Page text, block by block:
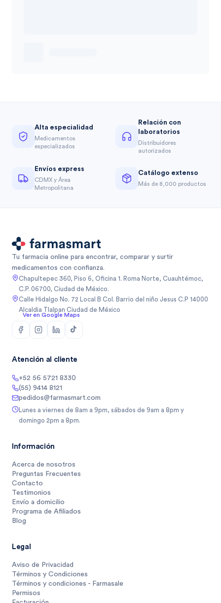
Alta especialidad
Medicamentos
especializados
Relación con
laboratorios
Distribuidores
autorizados
Envíos express
CDMX y Área
Metropolitana
Catálogo extenso
Más de 8,000 productos
Tu farmacia online para encontrar, comparar y surtir
medicamentos con confianza.
Chapultepec 360, Piso 6, Oficina 1. Roma Norte, Cuauhtémoc,
C.P. 06700, Ciudad de México.
Calle Hidalgo No. 72 Local B Col. Barrio del niño Jesus C.P 14000
Alcaldia Tlalpan Ciudad de México
Ver en Google Maps
Atención al cliente
+52 56 5721 8330
(55) 9414 8121
pedidos@farmasmart.com
Lunes a viernes de 8am a 9pm, sábados de 9am a 8pm y
domingo 2pm a 8pm.
Información
Acerca de nosotros
Preguntas Frecuentes
Contacto
Testimonios
Envío a domicilio
Programa de Afiliados
Blog
Legal
Aviso de Privacidad
Términos y Condiciones
Términos y condiciones - Farmasale
Permisos